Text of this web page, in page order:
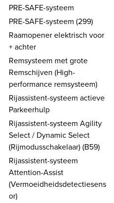
PRE-SAFE-systeem
PRE-SAFE-systeem (299)
Raamopener elektrisch voor
+ achter
Remsysteem met grote
Remschijven (High-
performance remsysteem)
Rijassistent-systeem actieve
Parkeerhulp
Rijassistent-systeem Agility
Select / Dynamic Select
(Rijmodusschakelaar) (B59)
Rijassistent-systeem
Attention-Assist
(Vermoeidheidsdetectiesens
or)